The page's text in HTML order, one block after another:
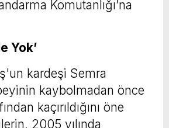
Komutanlığı’na
Yok’
kardeşi Semra
kaybolmadan önce
kaçırıldığını öne
2005 yılında